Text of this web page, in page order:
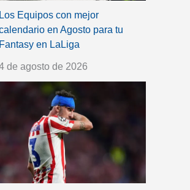
Los Equipos con mejor
en Agosto para tu
Fantasy en LaLiga
de agosto de 2026